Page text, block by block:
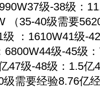
级-38级：
（35-40级需要
：1610W41级-
级-45级
47级-48级：1.5亿
需要经验8.76亿